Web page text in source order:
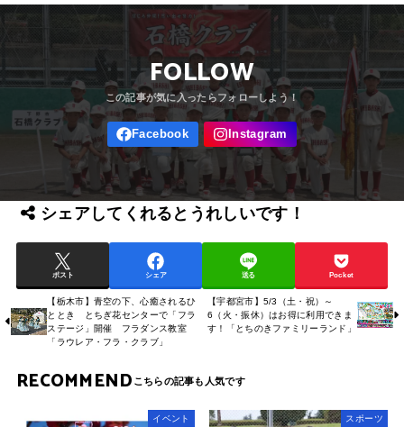
FOLLOW
シェアしてくれるとうれしいです！
ポスト シェア 送る Pocket
【栃木市】青空の下、心癒されるひ
ととき とちぎ花センターで「フラ
ステージ」開催 フラダンス教室
「ラウレア・フラ・クラブ」
【宇都宮市】5/3（土・祝）～
6（火・振休）はお得に利用できま
す！「とちのきファミリーランド」
RECOMMEND
イベント スポーツ